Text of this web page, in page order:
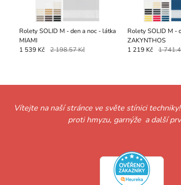
Rolety SOLID M - den a noc - látka
MIAMI
1 539 Kč 2 198.57 Kč
Rolety SOLID M -
ZAKYNTHOS
1 219 Kč 1
Vítejte na naší stránce ve světe stínici
proti hmyzu, garnýže a další